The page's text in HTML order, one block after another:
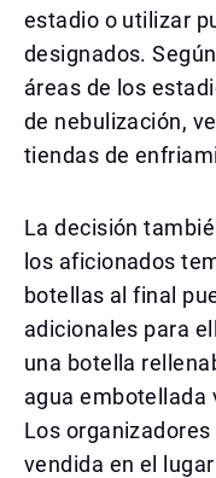
estadio o utilizar
designados.
áreas de los
de nebulización,
tiendas de
La decisión
los aficionados
botellas al final
adicionales para
una botella
agua embotellada
Los
vendida en el